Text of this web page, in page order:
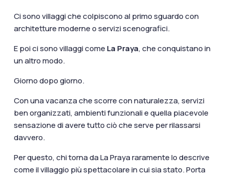
Ci sono villaggi che colpiscono al primo sguardo con
architetture moderne o servizi scenografici.
E poi ci sono villaggi come La Praya, che conquistano in
un altro modo.
Giorno dopo giorno.
Con una vacanza che scorre con naturalezza, servizi
ben organizzati, ambienti funzionali e quella piacevole
sensazione di avere tutto ciò che serve per rilassarsi
davvero.
Per questo, chi torna da La Praya raramente lo descrive
come il villaggio più spettacolare in cui sia stato. Porta